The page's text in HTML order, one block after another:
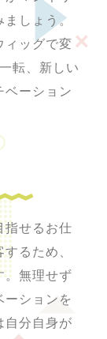
しょう。
ィッグで変
転、新しい
ベーション
指せるお仕
るため、
。無理せず
ーションを
自分自身が